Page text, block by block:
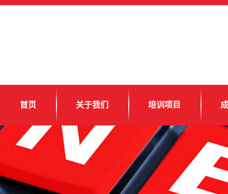
首页 关于我们 培训项目